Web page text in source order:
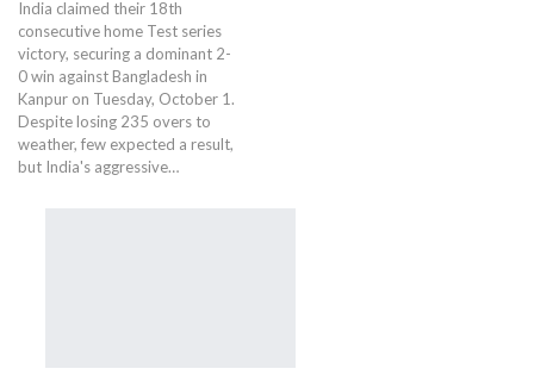
India claimed their 18th
consecutive home Test series
victory, securing a dominant 2-
0 win against Bangladesh in
Kanpur on Tuesday, October 1.
Despite losing 235 overs to
weather, few expected a result,
but India's aggressive…